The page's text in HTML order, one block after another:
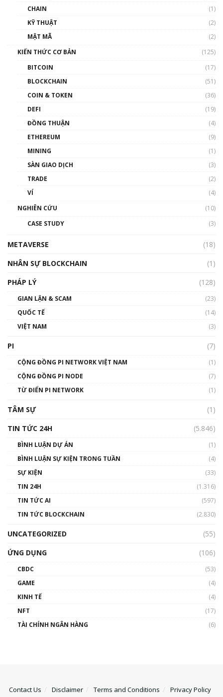
CHAIN
(1)
KỸ THUẬT
(2)
MẬT MÃ
(2)
KIẾN THỨC CƠ BẢN
(125)
BITCOIN
(17)
BLOCKCHAIN
(51)
COIN & TOKEN
(36)
DEFI
(19)
ĐỒNG THUẬN
(4)
ETHEREUM
(9)
MINING
(1)
SÀN GIAO DỊCH
(3)
TRADE
(2)
VÍ
(4)
NGHIÊN CỨU
(10)
CASE STUDY
(3)
METAVERSE
(18)
NHÂN SỰ BLOCKCHAIN
(1)
PHÁP LÝ
(128)
GIAN LẬN & SCAM
(23)
QUỐC TẾ
(14)
VIỆT NAM
(3)
PI (7)
CỘNG ĐỒNG PI NETWORK VIỆT NAM
(1)
CỘNG ĐỒNG PI NODE
(7)
TỪ ĐIỂN PI NETWORK
(1)
TÂM SỰ
(1)
TIN TỨC 24H
(5.846)
BÌNH LUẬN DỰ ÁN
(1)
BÌNH LUẬN SỰ KIỆN TRONG TUẦN
(4)
SỰ KIỆN
(33)
TIN 24H
(1.316)
TIN TỨC AI
(597)
TIN TỨC BLOCKCHAIN
(2.830)
UNCATEGORIZED
(55)
ỨNG DỤNG
(106)
CBDC
(53)
GAME
(4)
KINH TẾ
(4)
NFT
(17)
TÀI CHÍNH NGÂN HÀNG
(6)
Contact Us Disclaimer Terms and Conditions Privacy Policy